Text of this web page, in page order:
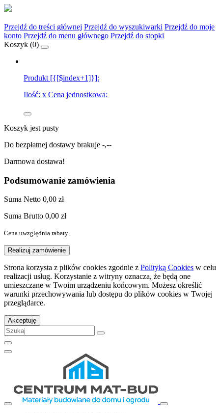
Przejdź do treści głównej Przejdź do wyszukiwarki Przejdź do moje
konto Przejdź do menu głównego Przejdź do stopki
Koszyk (0)
Produkt [{[$index+1]}]:
Ilość: x Cena jednostkowa:
Koszyk jest pusty
Do bezpłatnej dostawy brakuje -,--
Darmowa dostawa!
Podsumowanie zamówienia
Suma Netto 0,00 zł
Suma Brutto 0,00 zł
Cena uwzględnia rabaty
Realizuj zamówienie
Strona korzysta z plików cookies zgodnie z Polityką Cookies w celu
realizacji usług. Korzystanie z witryny oznacza, że będą one
umieszczane w Twoim urządzeniu końcowym. Możesz określić
warunki przechowywania lub dostępu do plików cookies w Twojej
przeglądarce.
Akceptuję